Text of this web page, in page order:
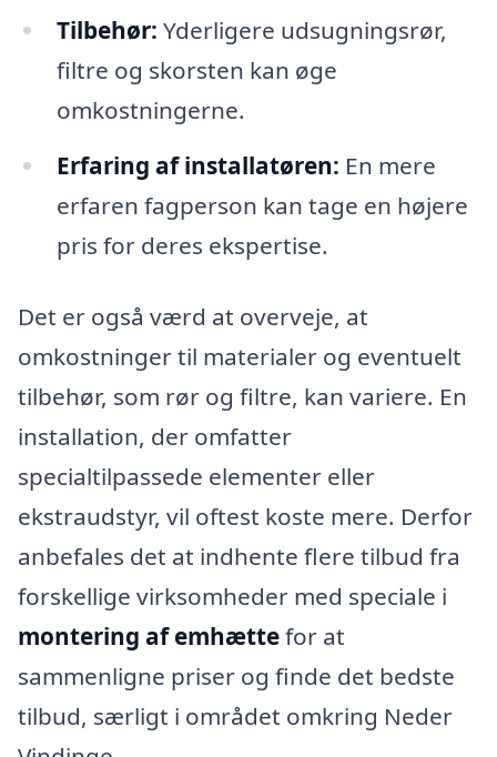
Tilbehør: Yderligere udsugningsrør,
filtre og skorsten kan øge
omkostningerne.
Erfaring af installatøren: En mere
erfaren fagperson kan tage en højere
pris for deres ekspertise.
Det er også værd at overveje, at
omkostninger til materialer og eventuelt
tilbehør, som rør og filtre, kan variere. En
installation, der omfatter
specialtilpassede elementer eller
ekstraudstyr, vil oftest koste mere. Derfor
anbefales det at indhente flere tilbud fra
forskellige virksomheder med speciale i
montering af emhættefor at
sammenligne priser og finde det bedste
tilbud, særligt i området omkring Neder